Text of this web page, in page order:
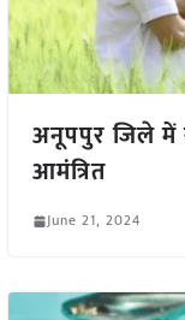
अनूपपुर जिले में
आमंत्रित
June 21, 2024